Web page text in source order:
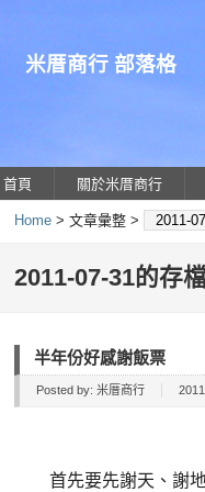
米厝商行 部落格
首頁 關於米厝商行
Home > 文章彙整 > 2011-
2011-07-31的存
半年份好感謝飯票
Posted by: 米厝商行
首先要先謝天、謝地